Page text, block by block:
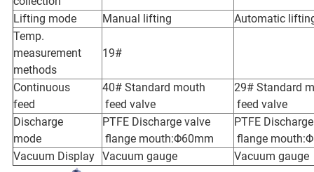
Lifting mode
Manual lifting
Automatic
Temp.
measurement
methods
19#
Continuous
feed
40# Standard mouth
feed valve
29# Standard
feed valve
Discharge
mode
PTFE Discharge valve
flange mouth:Φ60mm
PTFE
flange
Vacuum Display Vacuum gauge Vacuum gauge